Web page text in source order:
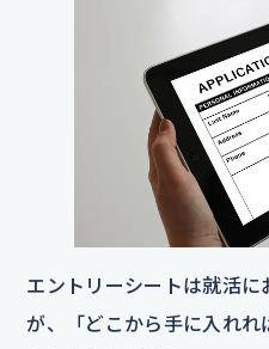
エントリーシートは就活
が、「どこから手に入れ